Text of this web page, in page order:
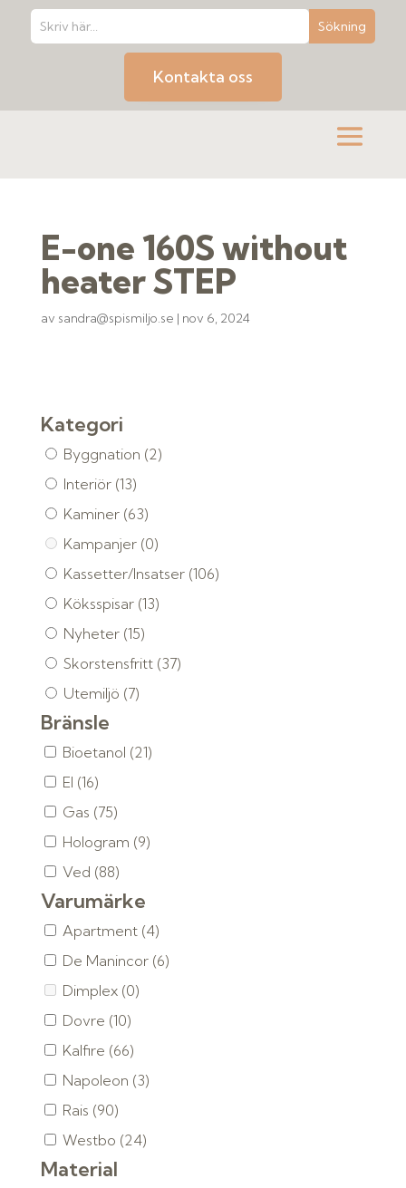
Kontakta oss
E-one 160S without
heater STEP
av sandra@spismiljo.se | nov 6, 2024
Kategori
Byggnation (2)
Interiör (13)
Kaminer (63)
Kampanjer (0)
Kassetter/Insatser (106)
Köksspisar (13)
Nyheter (15)
Skorstensfritt (37)
Utemiljö (7)
Bränsle
Bioetanol (21)
El (16)
Gas (75)
Hologram (9)
Ved (88)
Varumärke
Apartment (4)
De Manincor (6)
Dimplex (0)
Dovre (10)
Kalfire (66)
Napoleon (3)
Rais (90)
Westbo (24)
Material